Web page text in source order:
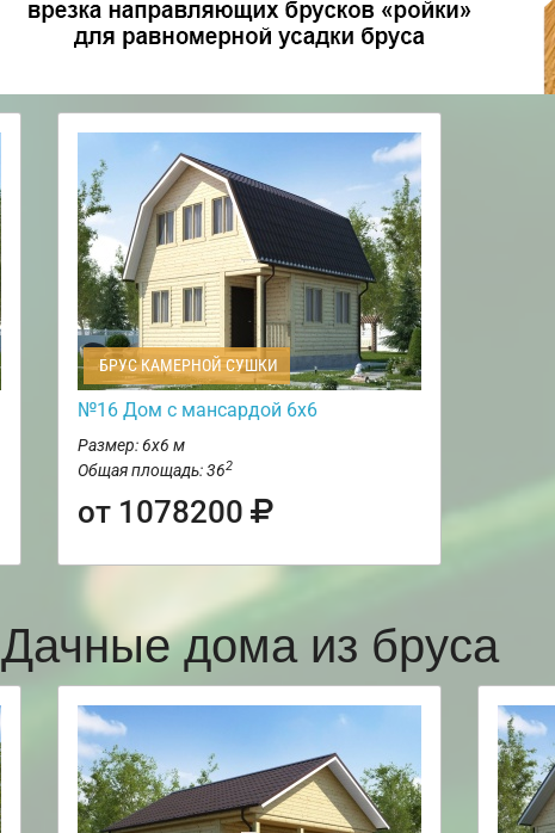
БРУС КАМЕРНОЙ СУШКИ
№16 Дом с мансардой 6х6
Размер: 6х6 м
Общая площадь: 362
от 1078200
Дачные дома из бруса